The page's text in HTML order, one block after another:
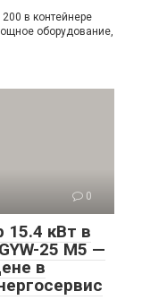
200 в контейнере
оборудование,
0
15.4 кВт в
25 M5 —
в